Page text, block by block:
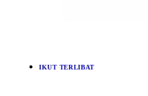
IKUT TERLIBAT